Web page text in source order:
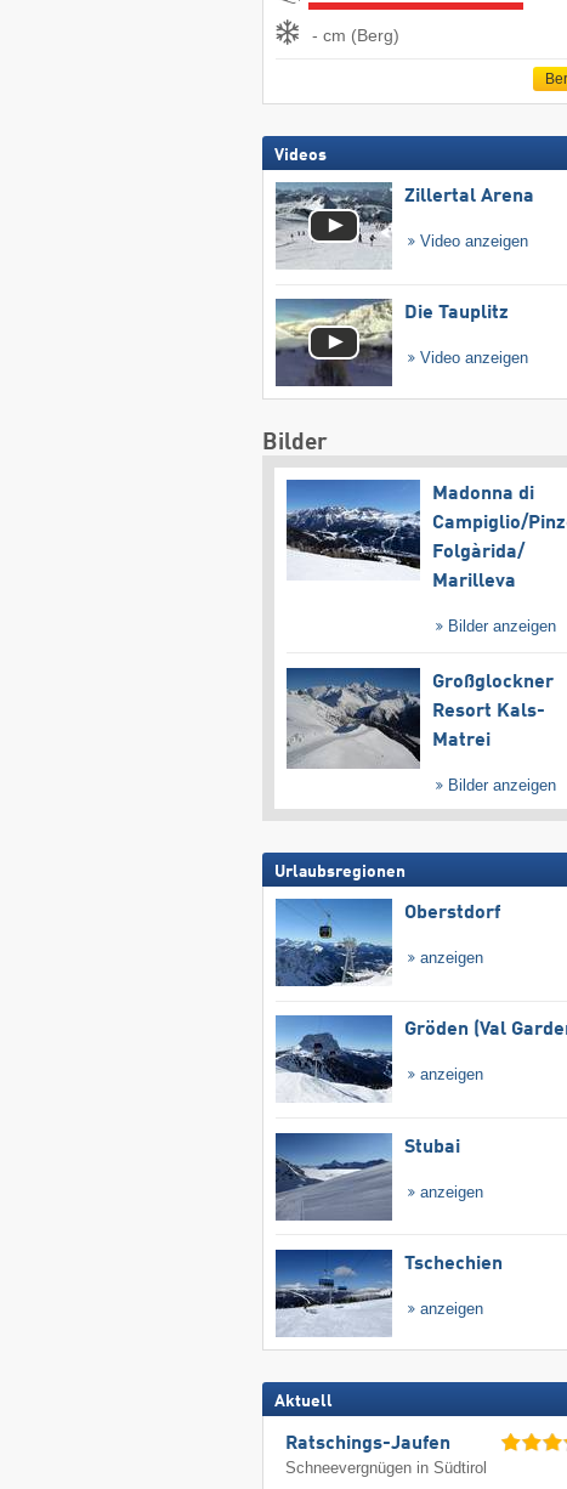
- cm (Berg)
Videos
Zillertal Arena
Video anzeigen
Die Tauplitz
Video anzeigen
Bilder
Madonna di
Campiglio/​
Folgàrida/​
Marilleva
Bilder anzeigen
Großglockner
Resort Kals-
Matrei
Bilder anzeigen
Urlaubsregionen
Oberstdorf
anzeigen
Gröden (Val
anzeigen
Stubai
anzeigen
Tschechien
anzeigen
Aktuell
Ratschings-Jaufen
Schneevergnügen in Südtirol